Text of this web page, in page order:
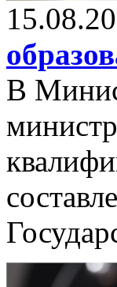
В